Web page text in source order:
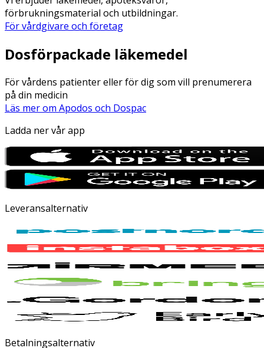
förbrukningsmaterial och utbildningar.
För vårdgivare och företag
Dosförpackade läkemedel
För vårdens patienter eller för dig som vill prenumerera
på din medicin
Läs mer om Apodos och Dospac
Ladda ner vår app
Leveransalternativ
Betalningsalternativ